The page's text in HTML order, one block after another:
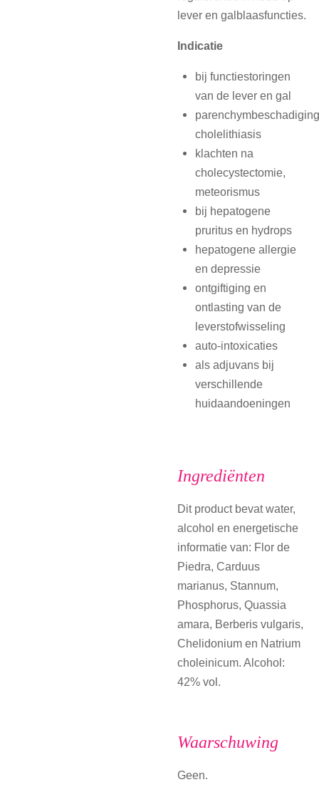
lever en galblaasfuncties.
Indicatie
bij functiestoringen
van de lever en gal
cholelithiasis
klachten na
cholecystectomie,
meteorismus
bij hepatogene
pruritus en hydrops
hepatogene allergie
en depressie
ontgiftiging en
ontlasting van de
leverstofwisseling
auto-intoxicaties
als adjuvans bij
verschillende
huidaandoeningen
Ingrediënten
Dit product bevat water,
alcohol en energetische
informatie van: Flor de
Piedra, Carduus
marianus, Stannum,
Phosphorus, Quassia
amara, Berberis vulgaris,
Chelidonium en Natrium
choleinicum. Alcohol:
42% vol.
Waarschuwing
Geen.